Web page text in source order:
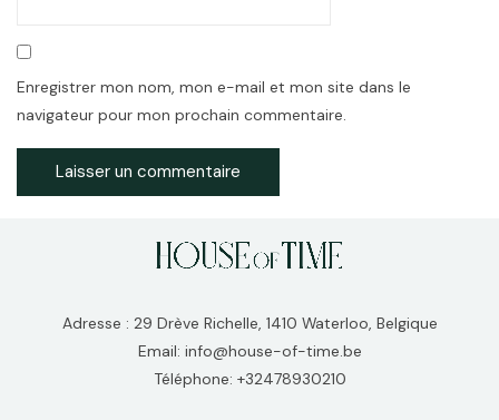
Enregistrer mon nom, mon e-mail et mon site dans le
navigateur pour mon prochain commentaire.
Adresse : 29 Drève Richelle, 1410 Waterloo, Belgique
Email: info@house-of-time.be
Téléphone: +32478930210